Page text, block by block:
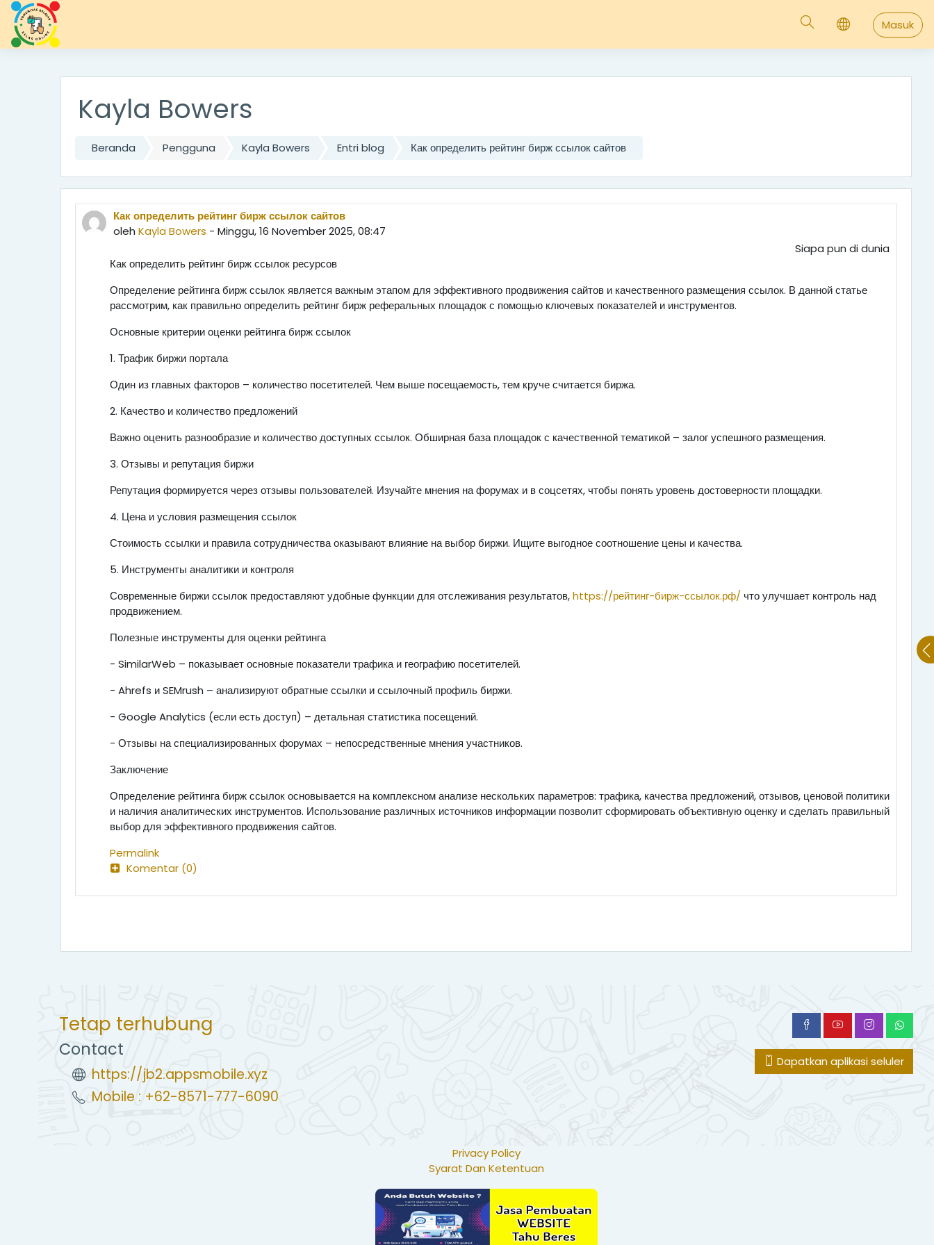
;
Masuk
Lewati ke konten utama
Kayla Bowers
Beranda Pengguna Kayla Bowers Entri blog Как определить рейтинг бирж ссылок сайтов
Как определить рейтинг бирж ссылок сайтов
oleh Kayla Bowers - Minggu, 16 November 2025, 08:47
Siapa pun di dunia
Как определить рейтинг бирж ссылок ресурсов
Определение рейтинга бирж ссылок является важным этапом для эффективного продвижения сайтов и качественного размещения ссылок. В данной статье
рассмотрим, как правильно определить рейтинг бирж реферальных площадок с помощью ключевых показателей и инструментов.
Основные критерии оценки рейтинга бирж ссылок
1. Трафик биржи портала
Один из главных факторов – количество посетителей. Чем выше посещаемость, тем круче считается биржа.
2. Качество и количество предложений
Важно оценить разнообразие и количество доступных ссылок. Обширная база площадок с качественной тематикой – залог успешного размещения.
3. Отзывы и репутация биржи
Репутация формируется через отзывы пользователей. Изучайте мнения на форумах и в соцсетях, чтобы понять уровень достоверности площадки.
4. Цена и условия размещения ссылок
Стоимость ссылки и правила сотрудничества оказывают влияние на выбор биржи. Ищите выгодное соотношение цены и качества.
5. Инструменты аналитики и контроля
Современные биржи ссылок предоставляют удобные функции для отслеживания результатов,https://рейтинг-бирж-ссылок.рф/ что улучшает контроль над
продвижением.
Полезные инструменты для оценки рейтинга
- SimilarWeb – показывает основные показатели трафика и географию посетителей.
- Ahrefs и SEMrush – анализируют обратные ссылки и ссылочный профиль биржи.
- Google Analytics (если есть доступ) – детальная статистика посещений.
- Отзывы на специализированных форумах – непосредственные мнения участников.
Заключение
Определение рейтинга бирж ссылок основывается на комплексном анализе нескольких параметров: трафика, качества предложений, отзывов, ценовой политики
и наличия аналитических инструментов. Использование различных источников информации позволит сформировать объективную оценку и сделать правильный
выбор для эффективного продвижения сайтов.
Permalink
Komentar (0)
Tetap terhubung
Contact
https://jb2.appsmobile.xyz
Mobile : +62-8571-777-6090
Dapatkan aplikasi seluler
Privacy Policy
Syarat Dan Ketentuan